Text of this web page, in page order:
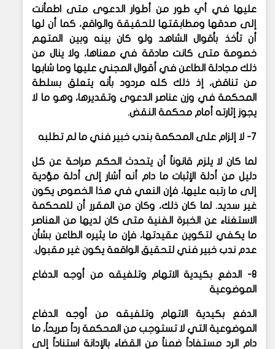
عليها في أي طور من أطوار الدعوى متى اطمأنت
إلى صدقها ومطابقتها للحقيقة والواقع، كما أن لها
أن تأخذ بأقوال الشاهد ولو كان بينه وبين المتهم
خصومة متى كانت صادقة في معناها، ولا ينال من
ذلك مجادلة الطاعن في أقوال المجني عليها وما شابها
من تناقض، إذ ذلك كله مردود بأنه يتعلق بسلطة
المحكمة في وزن عناصر الدعوى وتقديرها، وهو ما لا
يجوز إثارته أمام محكمة النقض.
7- لا إلزام على المحكمة بندب خبير فني ما لم تطلبه
لما كان لا يلزم قانوناً أن يتحدث الحكم صراحة عن كل
دليل من أدلة الإثبات ما دام أنه أشار إلى أدلة مؤدية
إلى ما رتبه عليها، فإن النعي في هذا الخصوص يكون
غير سديد. لما كان ذلك، وكان من المقرر أن للمحكمة
الاستغناء عن الخبرة الفنية متى كان لديها من العناصر
ما يكفي لتكوين عقيدتها، فإن ما يثيره الطاعن بشأن
عدم ندب خبير فني لتحقيق الواقعة يكون غير مقبول.
8- الدفع بكيدية الاتهام وتلفيقه من أوجه الدفاع
الموضوعية
الدفع بكيدية الاتهام وتلفيقه من أوجه الدفاع
الموضوعية التي لا تستوجب من المحكمة رداً صريحاً، ما
دام الرد مستفاداً ضمناً من القضاء بالإدانة استناداً إلى